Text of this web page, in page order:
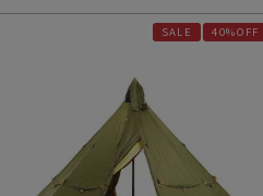
SALE 40%OFF